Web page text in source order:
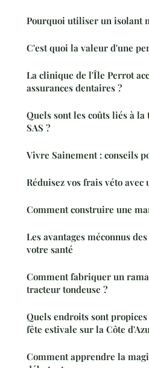
Pourquoi utiliser un isolant
C'est quoi la valeur d'une
La clinique de l'Île Perrot
assurances dentaires ?
Quels sont les coûts liés à
SAS ?
Vivre Sainement : conseils
Réduisez vos frais véto
Comment construire une
Les avantages méconnus
votre santé
Comment fabriquer un
tracteur tondeuse ?
Quels endroits sont
fête estivale sur la Côte
Comment apprendre la